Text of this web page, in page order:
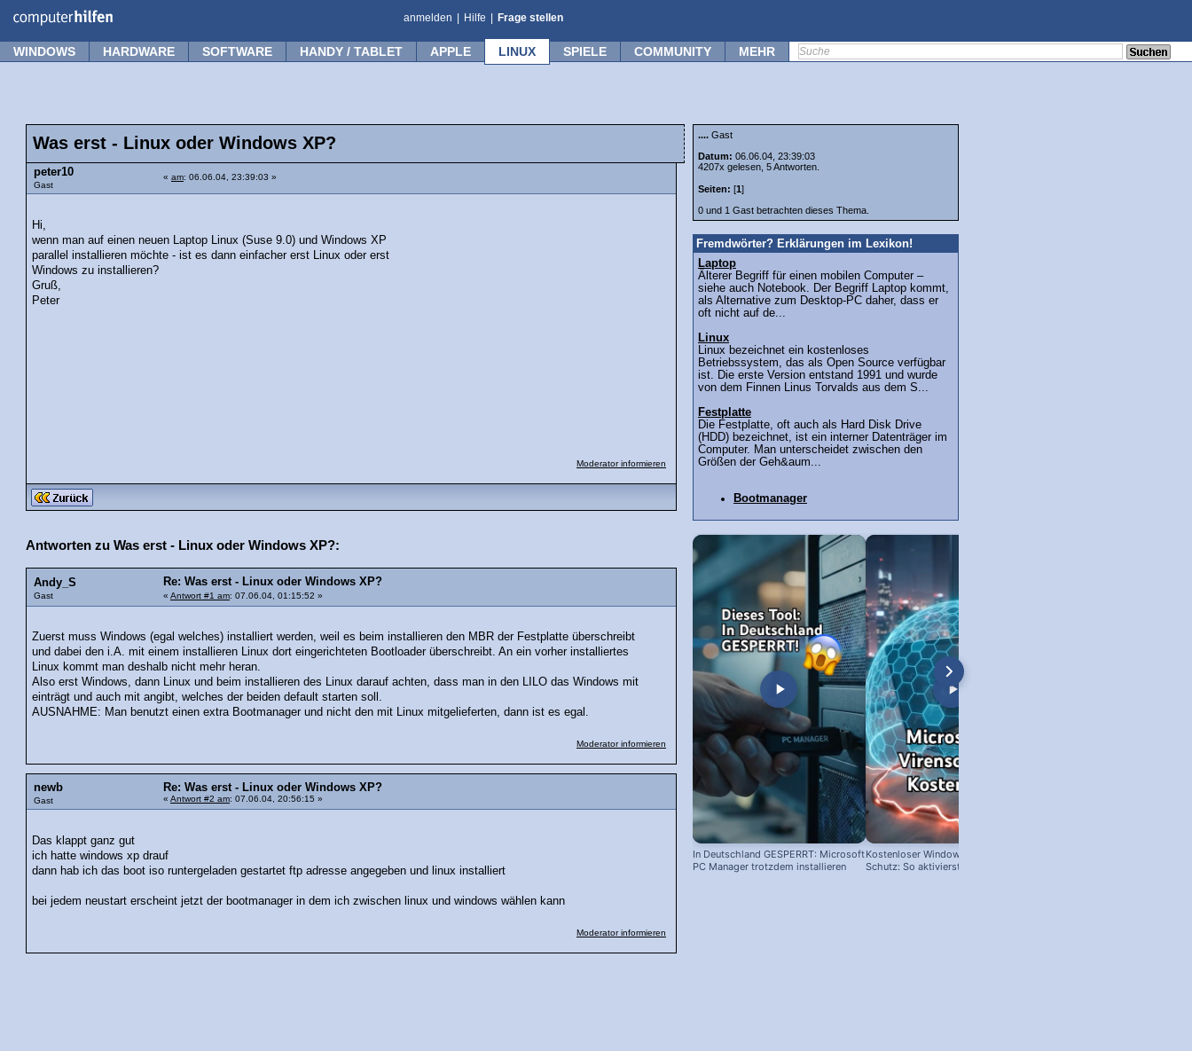
anmelden Hilfe Frage stellen
WINDOWS HARDWARE SOFTWARE HANDY / TABLET APPLE LINUX SPIELE COMMUNITY MEHR
Was erst - Linux oder Windows XP?
peter10
Gast
« am: 06.06.04, 23:39:03 »
Hi,
wenn man auf einen neuen Laptop Linux (Suse 9.0) und Windows XP
parallel installieren möchte - ist es dann einfacher erst Linux oder erst
Windows zu installieren?
Gruß,
Peter
Moderator informieren
Antworten zu Was erst - Linux oder Windows XP?:
Andy_S
Gast
Re: Was erst - Linux oder Windows XP?
« Antwort #1 am: 07.06.04, 01:15:52 »
Zuerst muss Windows (egal welches) installiert werden, weil es beim installieren den MBR der Festplatte überschreibt
und dabei den i.A. mit einem installieren Linux dort eingerichteten Bootloader überschreibt. An ein vorher installiertes
Linux kommt man deshalb nicht mehr heran.
Also erst Windows, dann Linux und beim installieren des Linux darauf achten, dass man in den LILO das Windows mit
einträgt und auch mit angibt, welches der beiden default starten soll.
AUSNAHME: Man benutzt einen extra Bootmanager und nicht den mit Linux mitgelieferten, dann ist es egal.
Moderator informieren
newb
Gast
Re: Was erst - Linux oder Windows XP?
« Antwort #2 am: 07.06.04, 20:56:15 »
Das klappt ganz gut
ich hatte windows xp drauf
dann hab ich das boot iso runtergeladen gestartet ftp adresse angegeben und linux installiert
bei jedem neustart erscheint jetzt der bootmanager in dem ich zwischen linux und windows wählen kann
Moderator informieren
.... Gast
Datum: 06.06.04, 23:39:03
4207x gelesen, 5 Antworten.
Seiten: [1]
0 und 1 Gast betrachten dieses Thema.
Fremdwörter? Erklärungen im Lexikon!
Laptop
Älterer Begriff für einen mobilen Computer –
siehe auch Notebook. Der Begriff Laptop kommt,
als Alternative zum Desktop-PC daher, dass er
oft nicht auf de...
Linux
Linux bezeichnet ein kostenloses
Betriebssystem, das als Open Source verfügbar
ist. Die erste Version entstand 1991 und wurde
von dem Finnen Linus Torvalds aus dem S...
Festplatte
Die Festplatte, oft auch als Hard Disk Drive
(HDD) bezeichnet, ist ein interner Datenträger im
Computer. Man unterscheidet zwischen den
Größen der Geh&aum...
Bootmanager
In Deutschland GESPERRT: Microsoft
PC Manager trotzdem installieren
Kostenloser Windows Anti-Viren-
Schutz: So aktivierst du ihn!